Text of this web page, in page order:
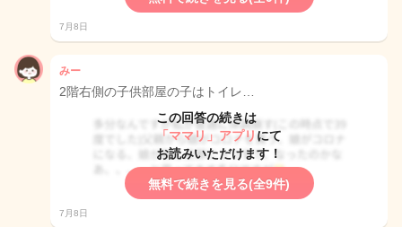
7月8日
みー
2階右側の子供部屋の子はトイレ…
この回答の続きは
「ママリ」アプリ にて
お読みいただけます！
無料で続きを見る(全9件)
7月8日